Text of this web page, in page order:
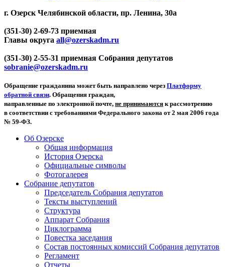
г. Озерск Челябинской области, пр. Ленина, 30а
(351-30) 2-69-73 приемная
Главы округа all@ozerskadm.ru
(351-30) 2-55-31 приемная Собрания депутатов
sobranie@ozerskadm.ru
Обращение гражданина может быть направлено через Платформу
обратной связи. Обращения граждан,
направленные по электронной почте, не принимаются к рассмотрению
в соответствии с требованиями Федерального закона от 2 мая 2006 года
№ 59-ФЗ.
Об Озерске
Общая информация
История Озерска
Официальные символы
Фотогалерея
Собрание депутатов
Председатель Собрания депутатов
Тексты выступлений
Структура
Аппарат Собрания
Циклограмма
Повестка заседания
Состав постоянных комиссий Собрания депутатов
Регламент
Отчеты